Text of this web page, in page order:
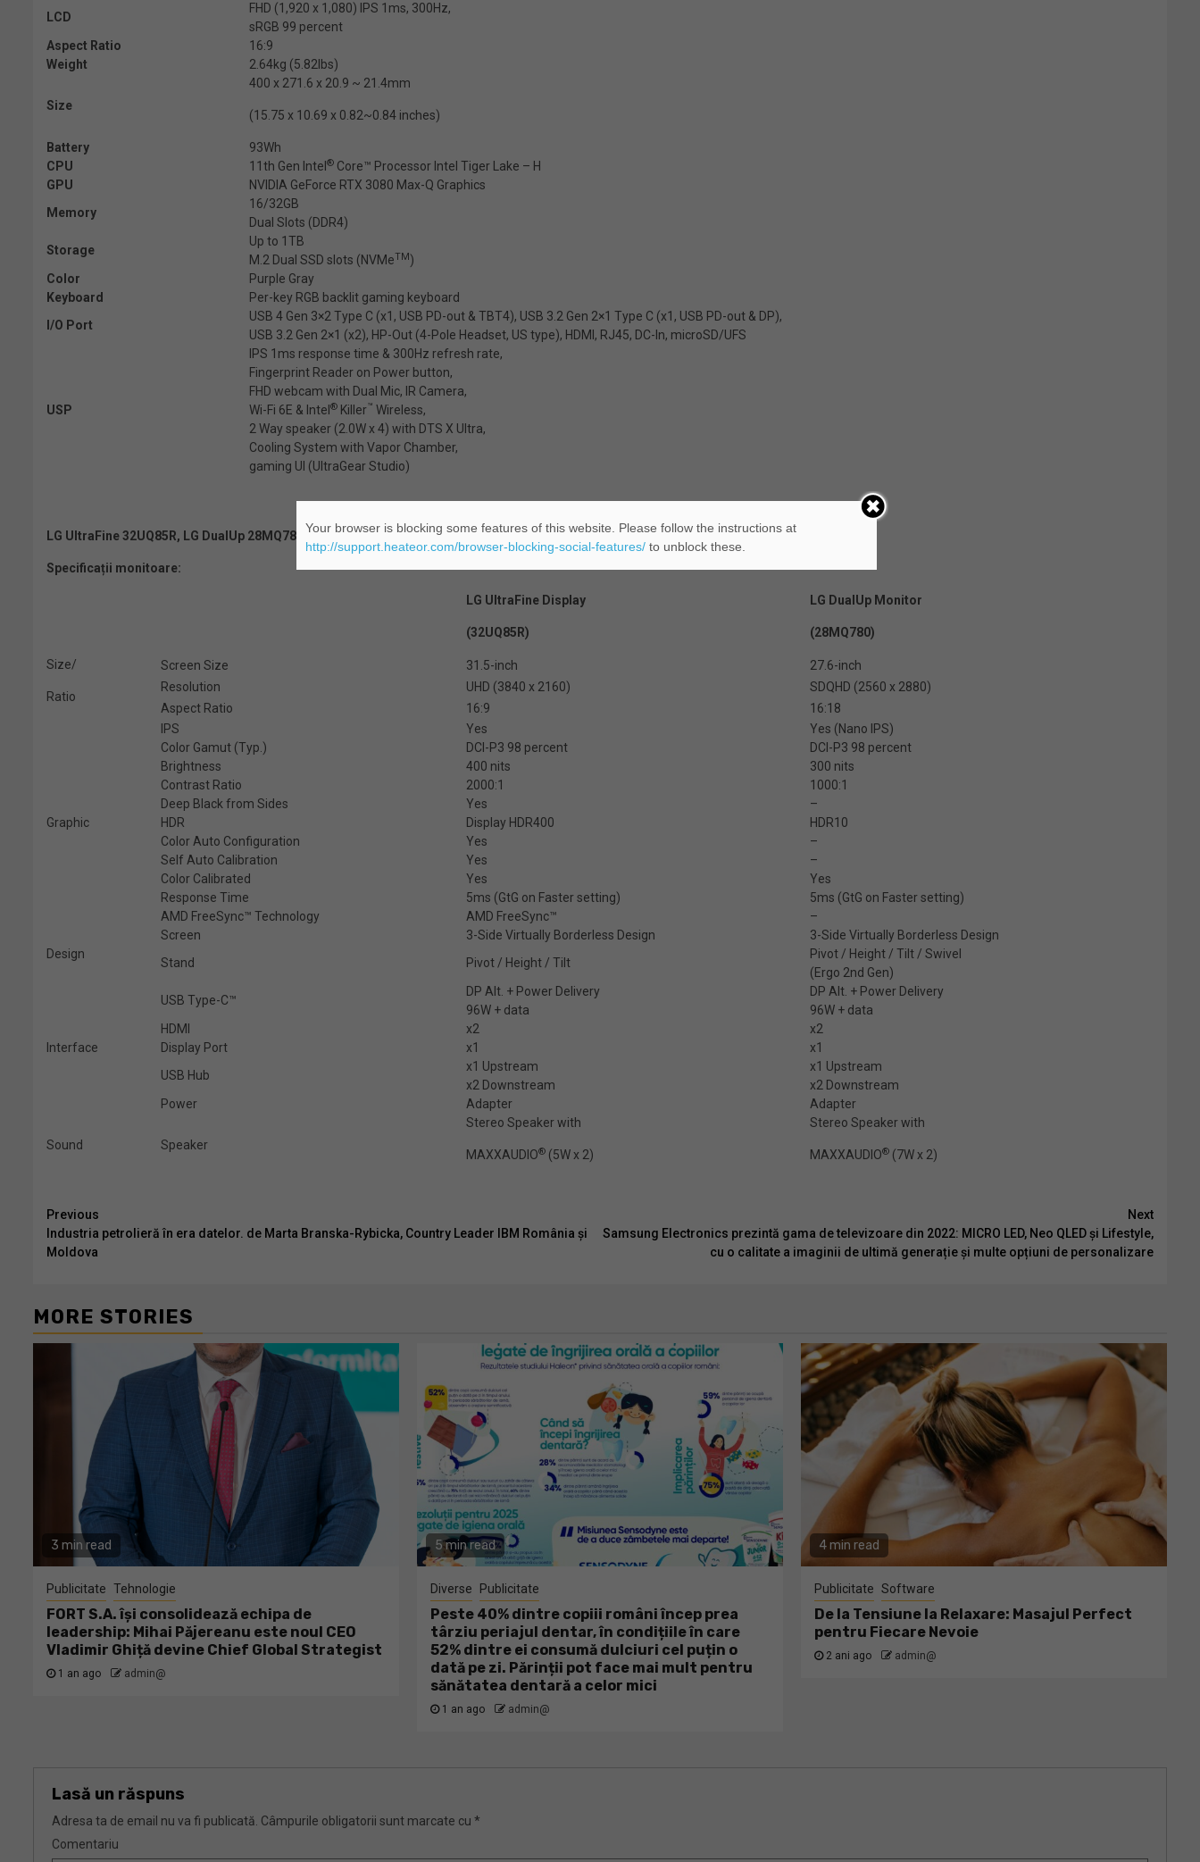
LCD
FHD (1,920 x 1,080) IPS 1ms, 300Hz,
sRGB 99 percent
Aspect Ratio
16:9
Weight
2.64kg (5.82lbs)
Size
400 x 271.6 x 20.9 ~ 21.4mm
(15.75 x 10.69 x 0.82~0.84 inches)
Battery
93Wh
CPU
11th Gen Intel ® Core™ Processor Intel Tiger Lake – H
GPU
NVIDIA GeForce RTX 3080 Max-Q Graphics
Memory
16/32GB
Dual Slots (DDR4)
Storage
Up to 1TB
M.2 Dual SSD slots (NVMeTM)
Color
Purple Gray
Keyboard
Per-key RGB backlit gaming keyboard
I/O Port
USB 4 Gen 3×2 Type C (x1, USB PD-out & TBT4), USB 3.2 Gen 2×1 Type C (x1, USB PD-out & DP),
USB 3.2 Gen 2×1 (x2), HP-Out (4-Pole Headset, US type), HDMI, RJ45, DC-In, microSD/UFS
USP
IPS 1ms response time & 300Hz refresh rate,
Fingerprint Reader on Power button,
FHD webcam with Dual Mic, IR Camera,
Wi-Fi 6E & Intel ® Killer™ Wireless,
2 Way speaker (2.0W x 4) with DTS X Ultra,
Cooling System with Vapor Chamber,
gaming UI (UltraGear Studio)
LG UltraFine 32UQ85R, LG DualUp 28MQ780
Specificații monitoare:
LG UltraFine Display
(32UQ85R)
LG DualUp Monitor
(28MQ780)
Size/
Ratio
Screen Size 31.5-inch
27.6-inch
Resolution
UHD (3840 x 2160)
SDQHD (2560 x 2880)
Aspect Ratio
16:9 16:18
Graphic
IPS Yes
Yes (Nano IPS)
Color Gamut (Typ.)
DCI-P3 98 percent
DCI-P3 98 percent
Brightness
400 nits
300 nits
Contrast Ratio
2000:1
1000:1
Deep Black from Sides
Yes
–
HDR
Display HDR400
HDR10
Color Auto Configuration
Yes
–
Self Auto Calibration
Yes
–
Color Calibrated
Yes
Yes
Response Time
5ms (GtG on Faster setting)
5ms (GtG on Faster setting)
AMD FreeSync™ Technology
AMD FreeSync™ –
Design
Screen 3-Side Virtually Borderless Design
3-Side Virtually Borderless Design
Stand
Pivot / Height / Tilt
Pivot / Height / Tilt / Swivel
(Ergo 2nd Gen)
Interface
USB Type-C™
DP Alt. + Power Delivery
DP Alt. + Power Delivery
96W + data
96W + data
HDMI
x2
x2
Display Port
x1
x1
USB Hub
x1 Upstream
x1 Upstream
x2 Downstream
x2 Downstream
Power
Adapter Adapter
Sound Speaker
Stereo Speaker with
MAXXAUDIO® (5W x 2)
Stereo Speaker with
MAXXAUDIO® (7W x 2)
Continue
Reading
Previous
Industria petrolieră în era datelor. de Marta Branska-Rybicka, Country Leader IBM România și
Moldova
Next
Samsung Electronics prezintă gama de televizoare din 2022: MICRO LED, Neo QLED și Lifestyle,
cu o calitate a imaginii de ultimă generație și multe opțiuni de personalizare
MORE STORIES
3 min read
Publicitate Tehnologie
FORT S.A. își consolidează echipa de
leadership: Mihai Păjereanu este noul CEO
Vladimir Ghiță devine Chief Global Strategist
1 an ago admin@
5 min read
Diverse Publicitate
Peste 40% dintre copiii români încep prea
târziu periajul dentar, în condițiile în care
52% dintre ei consumă dulciuri cel puțin o
dată pe zi. Părinții pot face mai mult pentru
sănătatea dentară a celor mici
1 an ago admin@
4 min read
Publicitate Software
De la Tensiune la Relaxare: Masajul Perfect
pentru Fiecare Nevoie
2 ani ago admin@
Lasă un răspuns
Adresa ta de email nu va fi publicată. Câmpurile obligatorii sunt marcate cu *
Comentariu
Your browser is blocking some features of this website. Please follow the instructions at
http://support.heateor.com/browser-blocking-social-features/to unblock these.